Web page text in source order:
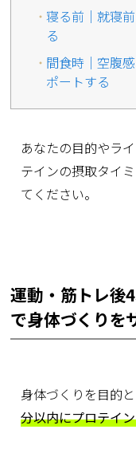
寝る前｜就寝
る
間食時｜空腹
ポートする
あなたの目的やラ
テインの摂取タイ
てください。
運動・筋トレ後
で身体づくりを
身体づくりを目的
分以内にプロテイ